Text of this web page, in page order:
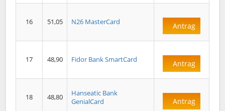
16 51,05 N26 MasterCard Antrag
17 48,90 Fidor Bank SmartCard Antrag
18 48,80
Hanseatic Bank
GenialCard
Antrag